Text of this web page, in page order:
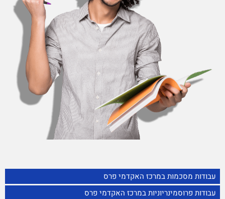
עבודות מסכמות במרכז האקדמי פרס
עבודות פרוסמינריוניות במרכז האקדמי פרס